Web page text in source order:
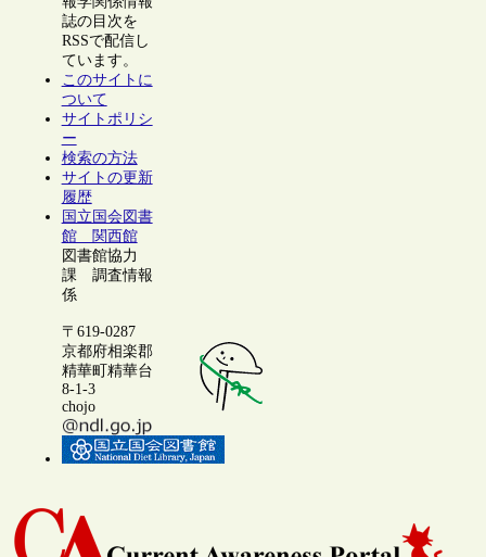
誌の目次を
RSSで配信し
ています。
このサイトに
ついて
サイトポリシ
ー
検索の方法
サイトの更新
履歴
国立国会図書
館 関西館
図書館協力
課 調査情報
係
〒619-0287
京都府相楽郡
精華町精華台
8-1-3
chojo